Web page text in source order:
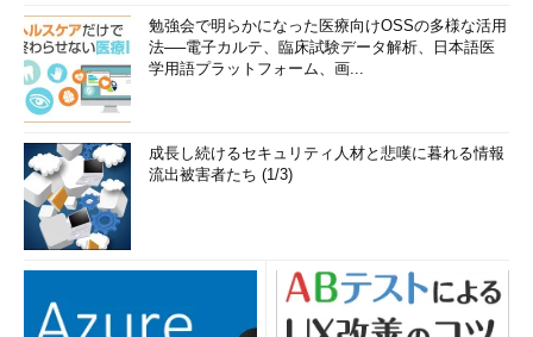
勉強会で明らかになった医療向けOSSの多様な活用
法──電子カルテ、臨床試験データ解析、日本語医
学用語プラットフォーム、画...
成長し続けるセキュリティ人材と悲嘆に暮れる情報
流出被害者たち (1/3)